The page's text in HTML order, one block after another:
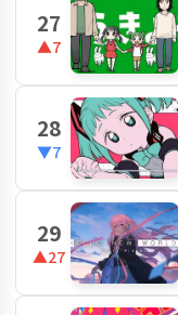
27
▲7
28
▼7
29
▲27